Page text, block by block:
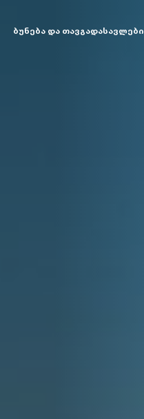
ბუნება და თავგადასავლები